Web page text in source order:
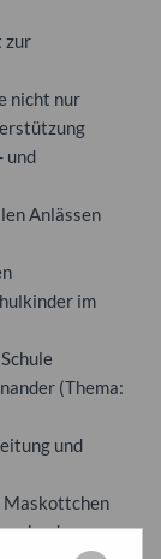
zur
nicht nur
und
Anlässen
im
(Thema:
und
Maskottchen
der